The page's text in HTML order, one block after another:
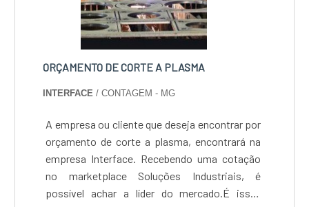
ORÇAMENTO DE CORTE A PLASMA
INTERFACE / CONTAGEM - MG
A empresa ou cliente que deseja encontrar por
orçamento de corte a plasma, encontrará na
empresa Interface. Recebendo uma cotação
no marketplace Soluções Industriais, é
possível achar a líder do mercado.É isso!